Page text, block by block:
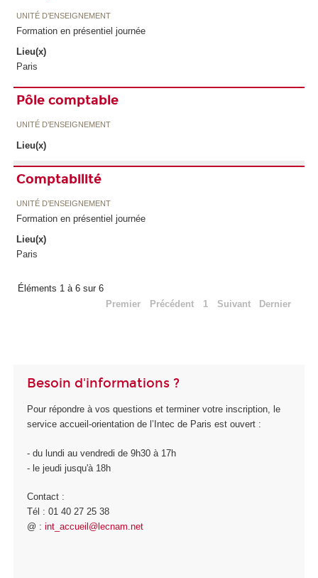
UNITÉ D’ENSEIGNEMENT
Formation en présentiel journée
Lieu(x)
Paris
Pôle comptable
UNITÉ D’ENSEIGNEMENT
Lieu(x)
Comptabilité
UNITÉ D’ENSEIGNEMENT
Formation en présentiel journée
Lieu(x)
Paris
Éléments 1 à 6 sur 6
Premier
Précédent 1 Suivant Dernier
Besoin d'informations ?
Pour répondre à vos questions et terminer votre inscription, le
service accueil-orientation de l’Intec de Paris est ouvert :
- du lundi au vendredi de 9h30 à 17h
- le jeudi jusqu'à 18h
Contact :
Tél : 01 40 27 25 38
@ : int_accueil@lecnam.net